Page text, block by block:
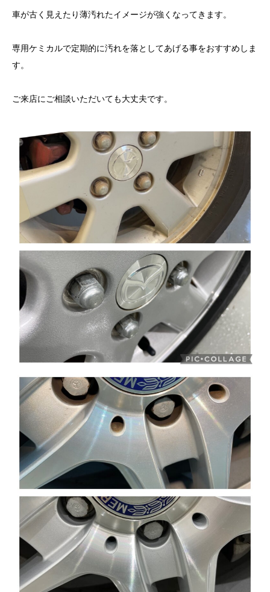
車が古く見えたり薄汚れたイメージが強くなってきます。
専用ケミカルで定期的に汚れを落としてあげる事をおすすめしま
す。
ご来店にご相談いただいても大丈夫です。